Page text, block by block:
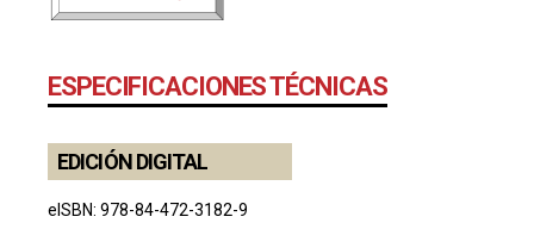
ESPECIFICACIONES TÉCNICAS
EDICIÓN DIGITAL
eISBN: 978-84-472-3182-9